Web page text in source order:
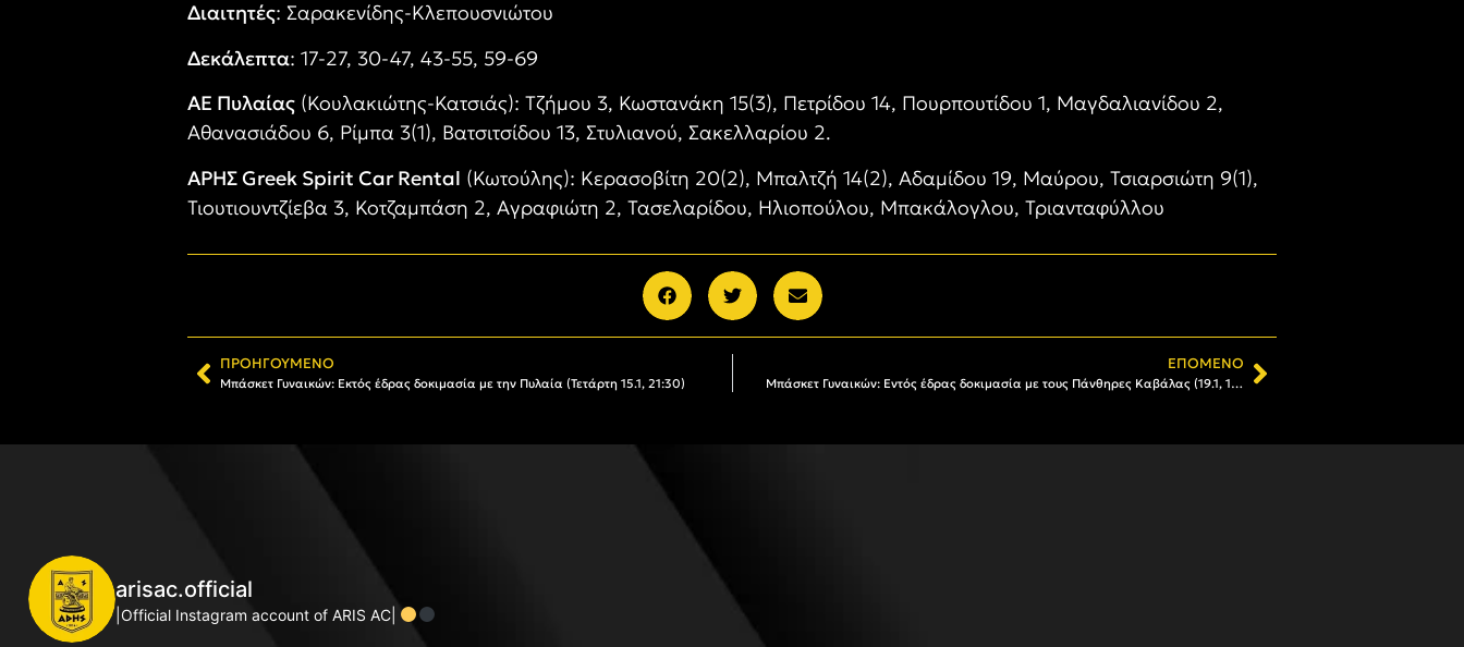
Διαιτητές: Σαρακενίδης-Κλεπουσνιώτου
Δεκάλεπτα: 17-27, 30-47, 43-55, 59-69
ΑΕ Πυλαίας (Κουλακιώτης-Κατσιάς): Τζήμου 3, Κωστανάκη 15(3), Πετρίδου 14, Πουρπουτίδου 1, Μαγδαλιανίδου 2,
Αθανασιάδου 6, Ρίμπα 3(1), Βατσιτσίδου 13, Στυλιανού, Σακελλαρίου 2.
ΑΡΗΣ Greek Spirit Car Rental (Κωτούλης): Κερασοβίτη 20(2), Μπαλτζή 14(2), Αδαμίδου 19, Μαύρου, Τσιαρσιώτη 9(1),
Τιουτιουντζίεβα 3, Κοτζαμπάση 2, Αγραφιώτη 2, Τασελαρίδου, Ηλιοπούλου, Μπακάλογλου, Τριανταφύλλου
ΠΡΟΗΓΟΎΜΕΝΟ
Μπάσκετ Γυναικών: Εκτός έδρας δοκιμασία με την Πυλαία (Τετάρτη 15.1, 21:30)
ΕΠΌΜΕΝΟ
Μπάσκετ Γυναικών: Εντός έδρας δοκιμασία με τους Πάνθηρες Καβάλας (19.1, 13:00)
arisac.official
|Official Instagram account of ARIS AC|